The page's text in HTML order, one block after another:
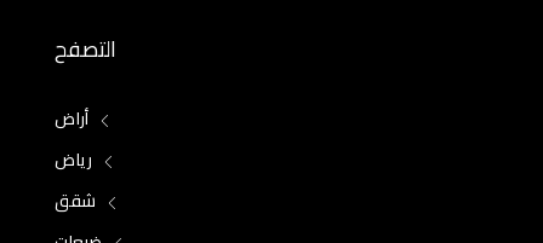
التصفح
أراض
رياض
شقق